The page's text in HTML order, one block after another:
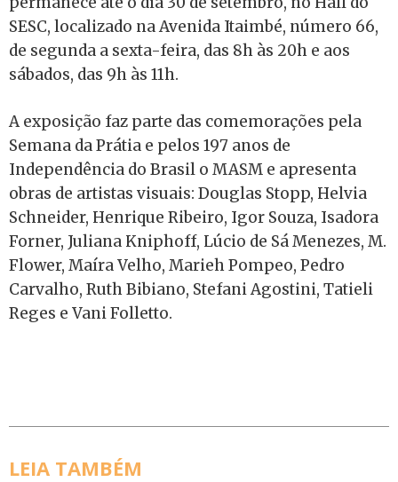
SESC, localizado na Avenida Itaimbé, número 66,
de segunda a sexta-feira, das 8h às 20h e aos
sábados, das 9h às 11h.
A exposição faz parte das comemorações pela
Semana da Prátia e pelos 197 anos de
Independência do Brasil o MASM e apresenta
obras de artistas visuais: Douglas Stopp, Helvia
Schneider, Henrique Ribeiro, Igor Souza, Isadora
Forner, Juliana Kniphoff, Lúcio de Sá Menezes, M.
Flower, Maíra Velho, Marieh Pompeo, Pedro
Carvalho, Ruth Bibiano, Stefani Agostini, Tatieli
Reges e Vani Folletto.
LEIA TAMBÉM